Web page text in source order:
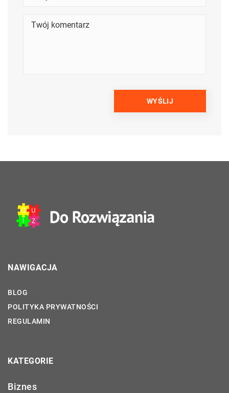
NAWIGACJA
BLOG
POLITYKA PRYWATNOŚCI
REGULAMIN
KATEGORIE
Biznes